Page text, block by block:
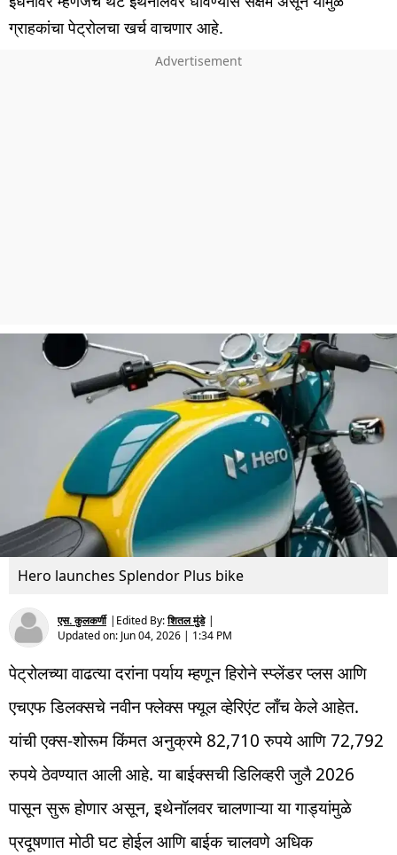
ग्राहकांचा पेट्रोलचा खर्च वाचणार आहे.
Hero launches Splendor Plus bike
एस. कुलकर्णी | Edited By:शितल मुंडे |
Updated on: Jun 04, 2026 | 1:34 PM
पेट्रोलच्या वाढत्या दरांना पर्याय म्हणून हिरोने स्प्लेंडर प्लस आणि
एचएफ डिलक्सचे नवीन फ्लेक्स फ्यूल व्हेरिएंट लाँच केले आहेत.
यांची एक्स-शोरूम किंमत अनुक्रमे 82,710 रुपये आणि 72,792
रुपये ठेवण्यात आली आहे. या बाईक्सची डिलिव्हरी जुलै 2026
पासून सुरू होणार असून, इथेनॉलवर चालणाऱ्या या गाड्यांमुळे
प्रदूषणात मोठी घट होईल आणि बाईक चालवणे अधिक